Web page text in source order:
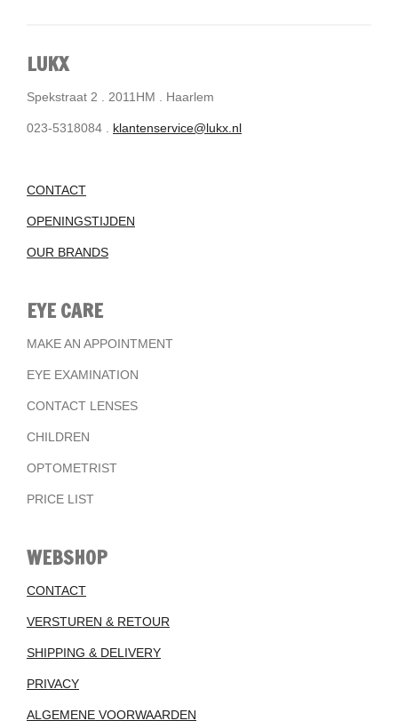
LUKX
Spekstraat 2 . 2011HM . Haarlem
023-5318084 . klantenservice@lukx.nl
CONTACT
OPENINGSTIJDEN
OUR BRANDS
EYE CARE
MAKE AN APPOINTMENT
EYE EXAMINATION
CONTACT LENSES
CHILDREN
OPTOMETRIST
PRICE LIST
WEBSHOP
CONTACT
VERSTUREN & RETOUR
SHIPPING & DELIVERY
PRIVACY
ALGEMENE VOORWAARDEN